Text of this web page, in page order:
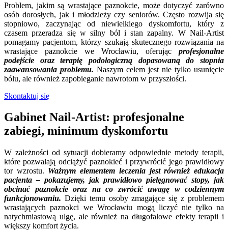
Problem, jakim są wrastające paznokcie, może dotyczyć zarówno
osób dorosłych, jak i młodzieży czy seniorów. Często rozwija się
stopniowo, zaczynając od niewielkiego dyskomfortu, który z
czasem przeradza się w silny ból i stan zapalny. W Nail-Artist
pomagamy pacjentom, którzy szukają skutecznego rozwiązania na
wrastające paznokcie we Wrocławiu, oferując profesjonalne
podejście oraz terapię podologiczną dopasowaną do stopnia
zaawansowania problemu. Naszym celem jest nie tylko usunięcie
bólu, ale również zapobieganie nawrotom w przyszłości.
Skontaktuj się
Gabinet Nail-Artist: profesjonalne
zabiegi, minimum dyskomfortu
W zależności od sytuacji dobieramy odpowiednie metody terapii,
które pozwalają odciążyć paznokieć i przywrócić jego prawidłowy
tor wzrostu. Ważnym elementem leczenia jest również edukacja
pacjenta – pokazujemy, jak prawidłowo pielęgnować stopy, jak
obcinać paznokcie oraz na co zwrócić uwagę w codziennym
funkcjonowaniu. Dzięki temu osoby zmagające się z problemem
wrastających paznokci we Wrocławiu mogą liczyć nie tylko na
natychmiastową ulgę, ale również na długofalowe efekty terapii i
większy komfort życia.